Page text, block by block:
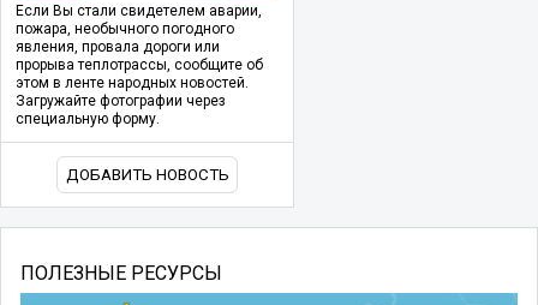
Если Вы стали свидетелем аварии,
пожара, необычного погодного
явления, провала дороги или
прорыва теплотрассы, сообщите об
этом в ленте народных новостей.
Загружайте фотографии через
специальную форму.
ДОБАВИТЬ НОВОСТЬ
ПОЛЕЗНЫЕ РЕСУРСЫ